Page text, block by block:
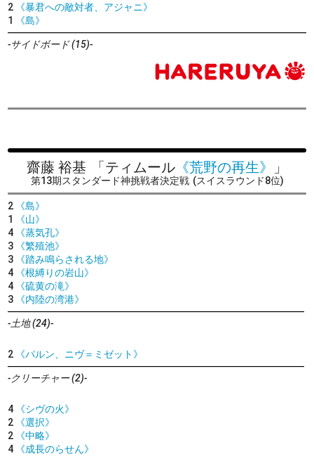
2
《暴君への敵対者、アジャニ》
1
《島》
-サイドボード (15)-
齋藤 裕基 「ティムール 《荒野の再生》 」
第13期スタンダード神挑戦者決定戦 (スイスラウンド8位)
2
《島》
1
《山》
4
《蒸気孔》
3
《繁殖池》
3
《踏み鳴らされる地》
4
《根縛りの岩山》
4
《硫黄の滝》
3
《内陸の湾港》
-土地 (24)-
2 《パルン、ニヴ＝ミゼット》
-クリーチャー (2)-
4
《シヴの火》
2
《選択》
2
《中略》
4
《成長のらせん》